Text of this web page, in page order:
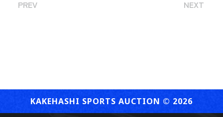
PREV NEXT
KAKEHASHI SPORTS AUCTION ©︎ 2026